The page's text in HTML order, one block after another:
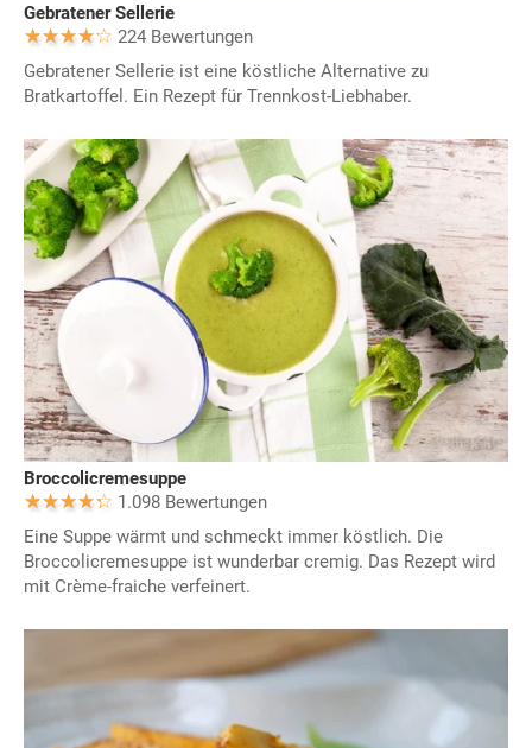
Gebratener Sellerie
224 Bewertungen
Gebratener Sellerie ist eine köstliche Alternative zu
Bratkartoffel. Ein Rezept für Trennkost-Liebhaber.
Broccolicremesuppe
1.098 Bewertungen
Eine Suppe wärmt und schmeckt immer köstlich. Die
Broccolicremesuppe ist wunderbar cremig. Das Rezept wird
mit Crème-fraiche verfeinert.